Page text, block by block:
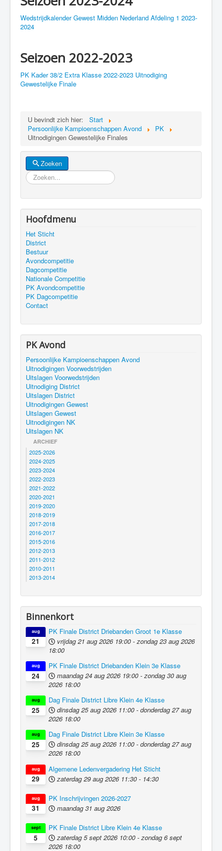
Wedstrijdkalender Gewest Midden Nederland Afdeling 1 2023-
2024
Seizoen 2022-2023
PK Kader 38/2 Extra Klasse 2022-2023 Uitnodiging
Gewestelijke Finale
U bevindt zich hier:
Start
Persoonlijke Kampioenschappen Avond
PK
Uitnodigingen Gewestelijke Finales
Zoeken
Zoeken
Hoofdmenu
Het Sticht
District
Bestuur
Avondcompetitie
Dagcompetitie
Nationale Competitie
PK Avondcompetitie
PK Dagcompetitie
Contact
PK Avond
Persoonlijke Kampioenschappen Avond
Uitnodigingen Voorwedstrijden
Uitslagen Voorwedstrijden
Uitnodiging District
Uitslagen District
Uitnodigingen Gewest
Uitslagen Gewest
Uitnodigingen NK
Uitslagen NK
ARCHIEF
2025-2026
2024-2025
2023-2024
2022-2023
2021-2022
2020-2021
2019-2020
2018-2019
2017-2018
2016-2017
2015-2016
2012-2013
2011-2012
2010-2011
2013-2014
Binnenkort
21
aug
PK Finale District Driebanden Groot 1e Klasse
vrijdag 21 aug 2026 19:00 - zondag 23 aug 2026
18:00
24
aug
PK Finale District Driebanden Klein 3e Klasse
maandag 24 aug 2026 19:00 - zondag 30 aug
2026 18:00
25
aug
Dag Finale District Libre Klein 4e Klasse
dinsdag 25 aug 2026 11:00 - donderdag 27 aug
2026 18:00
25
aug
Dag Finale District Libre Klein 3e Klasse
dinsdag 25 aug 2026 11:00 - donderdag 27 aug
2026 18:00
29
aug
Algemene Ledenvergadering Het Sticht
zaterdag 29 aug 2026 11:30 - 14:30
31
aug
PK Inschrijvingen 2026-2027
maandag 31 aug 2026
5
sept
PK Finale District Libre Klein 4e Klasse
zaterdag 5 sept 2026 10:00 - zondag 6 sept
2026 18:00